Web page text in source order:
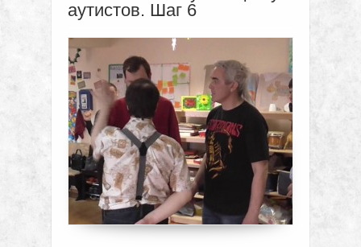
аутистов. Шаг 6